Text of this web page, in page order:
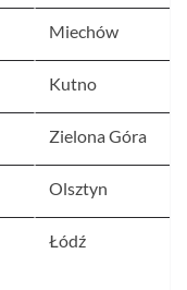
Miechów
Kutno
Zielona Góra
Olsztyn
Łódź